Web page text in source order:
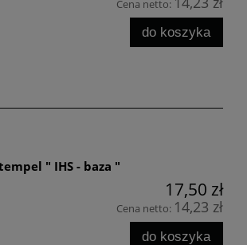
Cena netto:
do koszyka
" IHS - baza "
17,50 zł
Cena netto: 14,23 zł
do koszyka